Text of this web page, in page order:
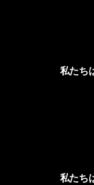
私たち
私たち